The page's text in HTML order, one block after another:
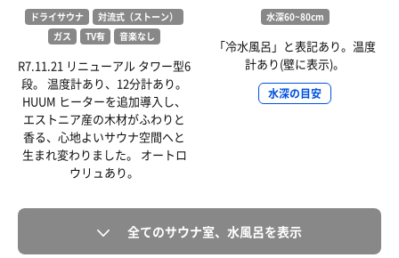
ドライサウナ
対流式（ストーン）
ガス
TV有 音楽なし
R7.11.21 リニューアル タワー型6
段。 温度計あり、12分計あり。
HUUM ヒーターを追加導入し、
エストニア産の木材がふわりと
香る、心地よいサウナ空間へと
生まれ変わりました。 オートロ
ウリュあり。
水深60~80cm
「冷水風呂」と表記あり。温度
計あり(壁に表示)。
水深の目安
全てのサウナ室、水風呂を表示